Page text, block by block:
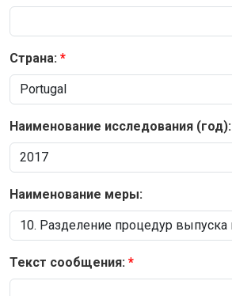
Страна:
Наименование исследования (год):
Наименование меры:
Текст сообщения: